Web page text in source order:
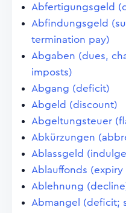
Abfertigungsgeld
Abfindungsgeld
termination pay)
Abgaben (dues,
imposts)
Abgang (deficit)
Abgeld (discount)
Abgeltungsteuer
Abkürzungen
Ablassgeld
Ablauffonds (expiry
Ablehnung
Abmangel (deficit;